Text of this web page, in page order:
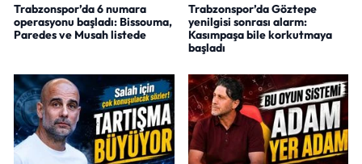
Trabzonspor’da 6 numara
operasyonu başladı: Bissouma,
Paredes ve Musah listede
Trabzonspor’da Göztepe
yenilgisi sonrası alarm:
Kasımpaşa bile korkutmaya
başladı